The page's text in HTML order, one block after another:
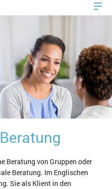
Beratung von Gruppen oder
Beratung. Im Englischen
Sie als Klient in den